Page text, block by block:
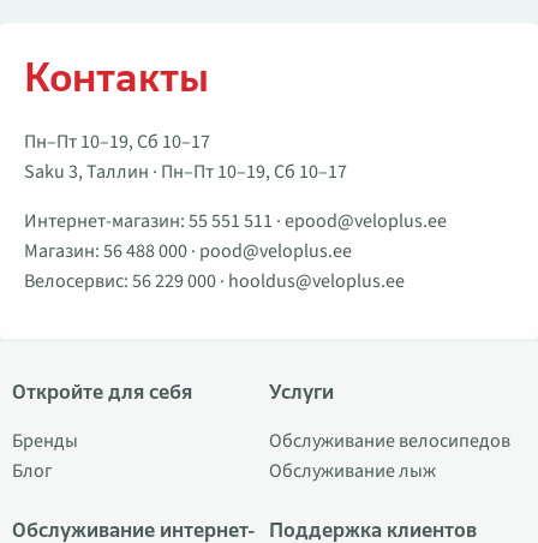
Контакты
Пн–Пт 10–19, Сб 10–17
Saku 3, Таллин · Пн–Пт 10–19, Сб 10–17
Интернет-магазин:55 551 511 ·epood@veloplus.ee
Магазин:56 488 000· pood@veloplus.ee
Велосервис:56 229 000· hooldus@veloplus.ee
Откройте для себя
Бренды
Блог
Обслуживание интернет-
Услуги
Обслуживание велосипедов
Обслуживание лыж
Поддержка клиентов